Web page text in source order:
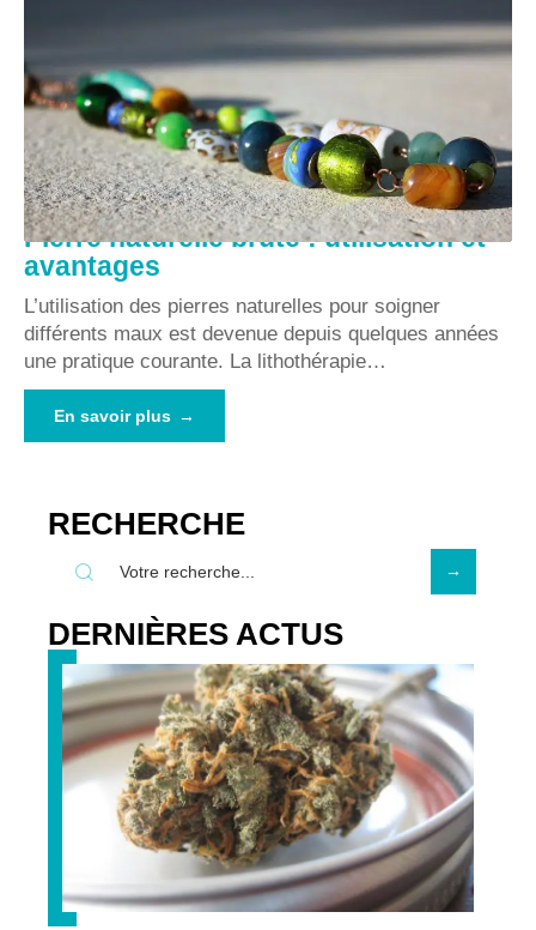
Pierre naturelle brute : utilisation et
avantages
L’utilisation des pierres naturelles pour soigner
différents maux est devenue depuis quelques années
une pratique courante. La lithothérapie…
En savoir plus
RECHERCHE
DERNIÈRES ACTUS